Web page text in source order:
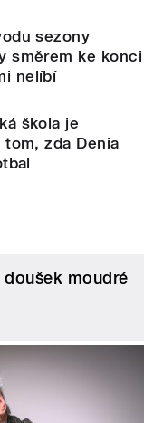
sezony
směrem ke konci
nelíbí
škola je
zda Denia
doušek moudré